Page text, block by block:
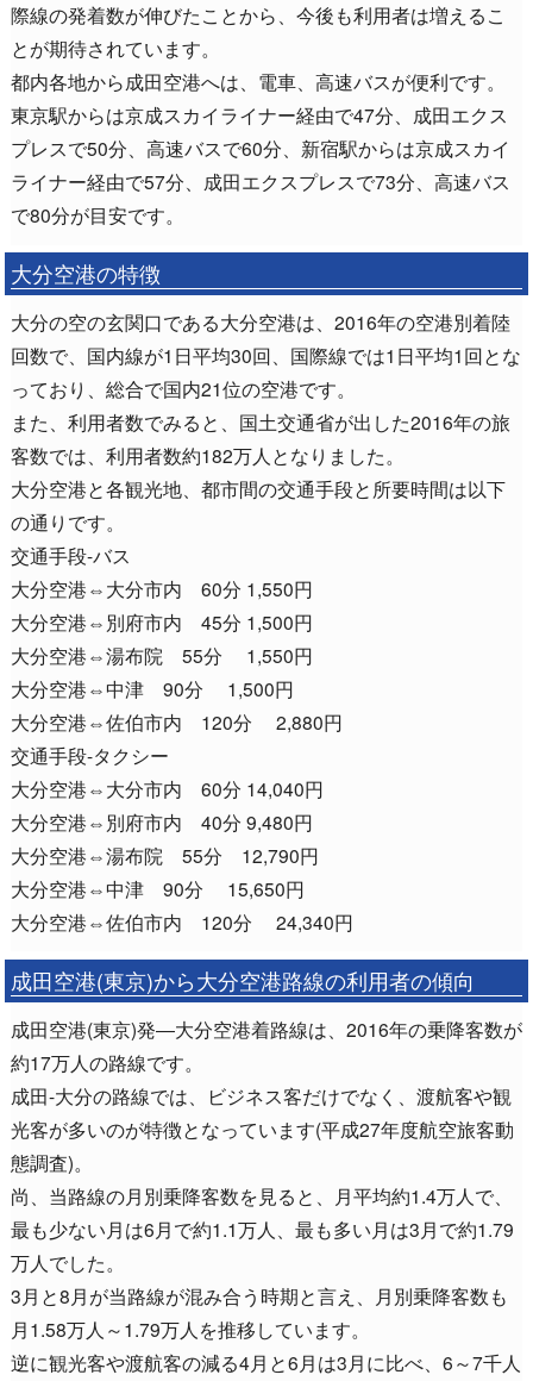
際線の発着数が伸びたことから、今後も利用者は増えるこ
とが期待されています。
都内各地から成田空港へは、電車、高速バスが便利です。
東京駅からは京成スカイライナー経由で47分、成田エクス
プレスで50分、高速バスで60分、新宿駅からは京成スカイ
ライナー経由で57分、成田エクスプレスで73分、高速バス
で80分が目安です。
大分空港の特徴
大分の空の玄関口である大分空港は、2016年の空港別着陸
回数で、国内線が1日平均30回、国際線では1日平均1回とな
っており、総合で国内21位の空港です。
また、利用者数でみると、国土交通省が出した2016年の旅
客数では、利用者数約182万人となりました。
大分空港と各観光地、都市間の交通手段と所要時間は以下
の通りです。
交通手段-バス
大分空港⇔大分市内 60分 1,550円
大分空港⇔別府市内 45分 1,500円
大分空港⇔湯布院 55分 1,550円
大分空港⇔中津 90分 1,500円
大分空港⇔佐伯市内 120分 2,880円
交通手段-タクシー
大分空港⇔大分市内 60分 14,040円
大分空港⇔別府市内 40分 9,480円
大分空港⇔湯布院 55分 12,790円
大分空港⇔中津 90分 15,650円
大分空港⇔佐伯市内 120分 24,340円
成田空港(東京)から大分空港路線の利用者の傾向
成田空港(東京)発―大分空港着路線は、2016年の乗降客数が
約17万人の路線です。
成田-大分の路線では、ビジネス客だけでなく、渡航客や観
光客が多いのが特徴となっています(平成27年度航空旅客動
態調査)。
尚、当路線の月別乗降客数を見ると、月平均約1.4万人で、
最も少ない月は6月で約1.1万人、最も多い月は3月で約1.79
万人でした。
3月と8月が当路線が混み合う時期と言え、月別乗降客数も
月1.58万人～1.79万人を推移しています。
逆に観光客や渡航客の減る4月と6月は3月に比べ、6～7千人